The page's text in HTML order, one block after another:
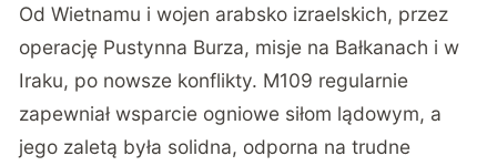
Od Wietnamu i wojen arabsko izraelskich, przez
operację Pustynna Burza, misje na Bałkanach i w
Iraku, po nowsze konflikty. M109 regularnie
zapewniał wsparcie ogniowe siłom lądowym, a
jego zaletą była solidna, odporna na trudne